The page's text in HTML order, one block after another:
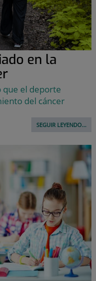
en la
que el deporte
del cáncer
SEGUIR LEYENDO...